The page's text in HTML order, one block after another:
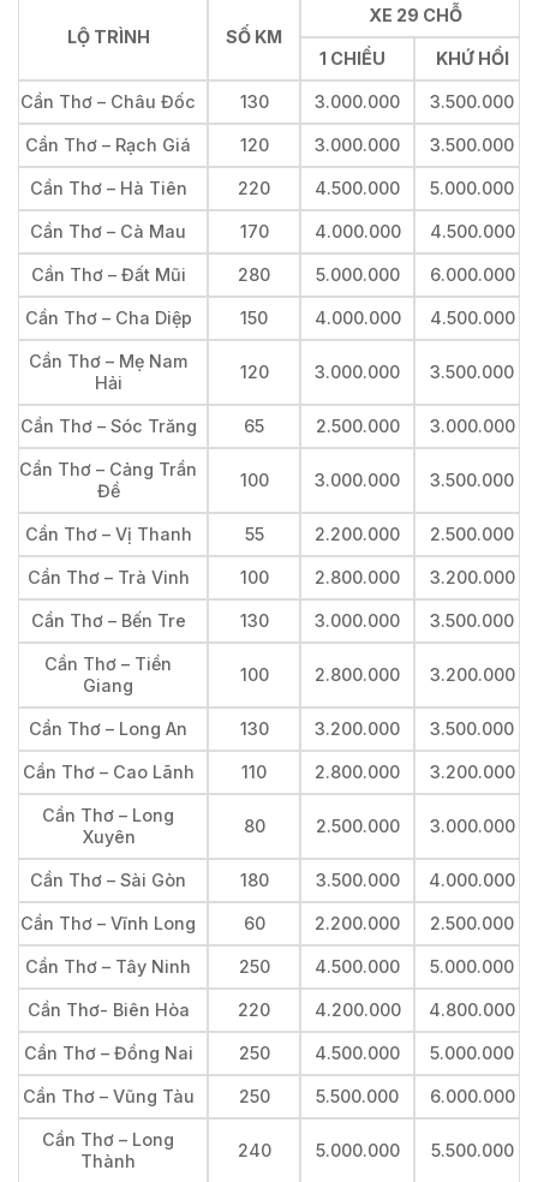
LỘ TRÌNH SỐ KM
XE 29 CHỖ
1 CHIỀU KHỨ HỒI
Cần Thơ – Châu Đốc 130 3.000.000 3.500.000
Cần Thơ – Rạch Giá 120 3.000.000 3.500.000
Cần Thơ – Hà Tiên 220 4.500.000 5.000.000
Cần Thơ – Cà Mau 170 4.000.000 4.500.000
Cần Thơ – Đất Mũi 280 5.000.000 6.000.000
Cần Thơ – Cha Diệp 150 4.000.000 4.500.000
Cần Thơ – Mẹ Nam
Hải
120 3.000.000 3.500.000
Cần Thơ – Sóc Trăng 65 2.500.000 3.000.000
Cần Thơ – Cảng Trần
Đề
100 3.000.000 3.500.000
Cần Thơ – Vị Thanh 55 2.200.000 2.500.000
Cần Thơ – Trà Vinh 100 2.800.000 3.200.000
Cần Thơ – Bến Tre 130 3.000.000 3.500.000
Cần Thơ – Tiền
Giang
100 2.800.000 3.200.000
Cần Thơ – Long An 130 3.200.000 3.500.000
Cần Thơ – Cao Lãnh 110 2.800.000 3.200.000
Cần Thơ – Long
Xuyên
80 2.500.000 3.000.000
Cần Thơ – Sài Gòn 180 3.500.000 4.000.000
Cần Thơ – Vĩnh Long 60 2.200.000 2.500.000
Cần Thơ – Tây Ninh 250 4.500.000 5.000.000
Cần Thơ- Biên Hòa 220 4.200.000 4.800.000
Cần Thơ – Đồng Nai 250 4.500.000 5.000.000
Cần Thơ – Vũng Tàu 250 5.500.000 6.000.000
Cần Thơ – Long
Thành
240 5.000.000 5.500.000